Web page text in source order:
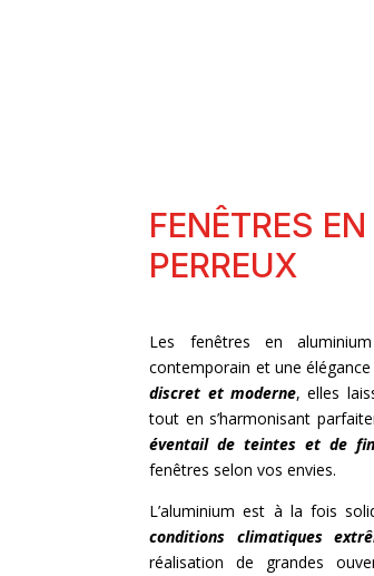
FENÊTRES
PERREUX
Les fenêtres en
contemporain et une
discret et moderne, elles
tout en s’harmonisant
éventail de teintes et de
fenêtres selon vos envies.
L’aluminium est à la fois
conditions climatiques
réalisation de grandes